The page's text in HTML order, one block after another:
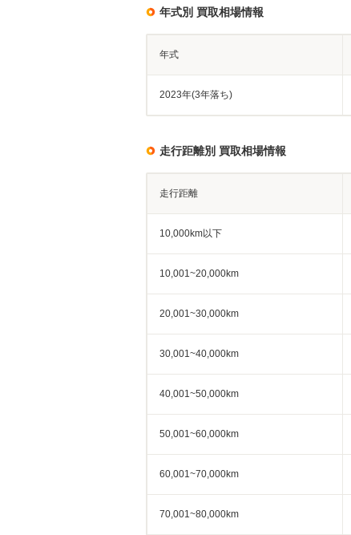
年式別 買取相場情報
年式
2023年(3年落ち)
走行距離別 買取相場情報
走行距離
10,000km以下
10,001~20,000km
20,001~30,000km
30,001~40,000km
40,001~50,000km
50,001~60,000km
60,001~70,000km
70,001~80,000km